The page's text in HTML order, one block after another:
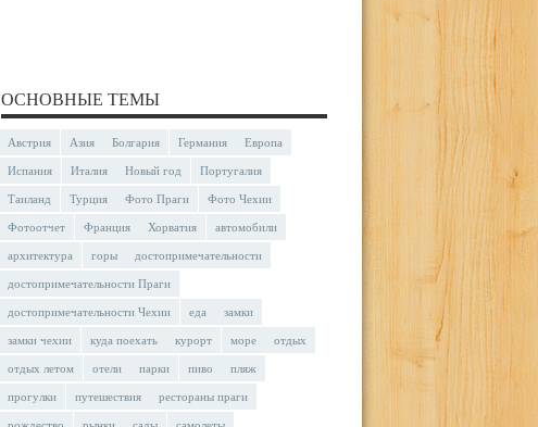
ОСНОВНЫЕ ТЕМЫ
Австрия Азия Болгария Германия Европа
Испания Италия Новый год Португалия
Таиланд Турция Фото Праги Фото Чехии
Фотоотчет Франция Хорватия автомобили
архитектура горы достопримечательности
достопримечательности Праги
достопримечательности Чехии еда замки
замки чехии куда поехать курорт море отдых
отдых летом отели парки пиво пляж
прогулки путешествия рестораны праги